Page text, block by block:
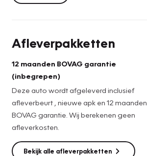
Afleverpakketten
12 maanden BOVAG garantie
(inbegrepen)
Deze auto wordt afgeleverd inclusief
afleverbeurt , nieuwe apk en 12 maanden
BOVAG garantie. Wij berekenen geen
afleverkosten.
Bekijk alle afleverpakketten